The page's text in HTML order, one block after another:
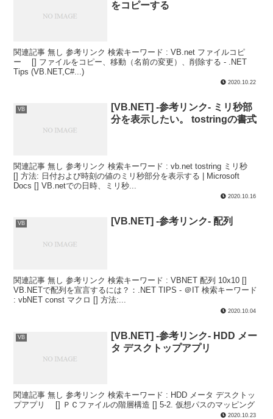
をコピーする
関連記事 無し 参考リンク 検索キーワード : VB.net ファイルコピ
ー [] ファイルをコピー、移動（名前の変更）、削除する - .NET
Tips (VB.NET,C#...)
2020.10.22
VB
[VB.NET] -参考リンク- ミリ秒部
分を表示したい。 tostringの書式
関連記事 無し 参考リンク 検索キーワード : vb.net tostring ミリ秒
[] 方法: 日付および時刻の値のミリ秒部分を表示する | Microsoft
Docs [] VB.netでの日時、ミリ秒...
2020.10.16
VB [VB.NET] -参考リンク- 配列
関連記事 無し 参考リンク 検索キーワード : VBNET 配列 10x10 []
VB.NETで配列を宣言するには？：.NET TIPS - ＠IT 検索キーワード
: vbNET const マクロ [] 方法:...
2020.10.04
VB
[VB.NET] -参考リンク- HDD メー
タ デスクトップアプリ
関連記事 無し 参考リンク 検索キーワード : HDD メータ デスクトッ
プアプリ [] ＰＣファイルの階層構造 [] 5-2. 仮想パスのマッピング
2020.10.23